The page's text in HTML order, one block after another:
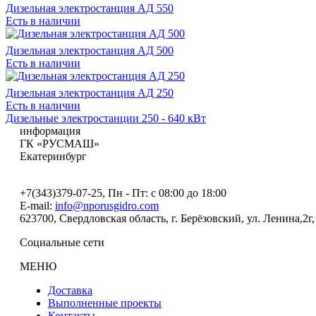
Дизельная электростанция АД 550
Есть в наличии
Дизельная электростанция АД 500
Есть в наличии
Дизельная электростанция АД 250
Есть в наличии
Дизельные электростанции 250 - 640 кВт
информация
ГК «РУСМАШ»
Екатеринбург
+7(343)379-07-25, Пн - Пт: с 08:00 до 18:00
E-mail: info@nporusgidro.com
623700, Свердловская область, г. Берёзовский, ул.
Социальные сети
МЕНЮ
Доставка
Выполненные проекты